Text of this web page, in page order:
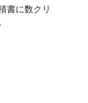
書に数クリ